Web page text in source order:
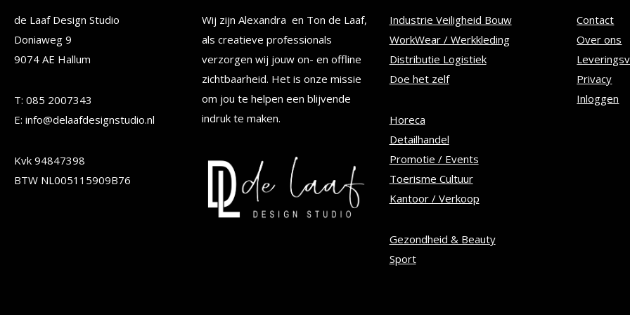
optie
worden
op
productpagina
optie
gekozen
worden
op
productpagina
optie
kan
de Laaf Design Studio
Doniaweg 9
9074 AE Hallum
T: 085 2007343
E: info@delaafdesignstudio.nl
Kvk 94847398
BTW NL005115909B76
Wij zijn Alexandra en Ton de Laaf,
als creatieve professionals
verzorgen wij jouw on- en offline
zichtbaarheid. Het is onze missie
om jou te helpen een blijvende
indruk te maken.
Industrie Veiligheid Bouw
WorkWear / Werkkleding
Distributie Logistiek
Doe het zelf
Horeca
Detailhandel
Promotie / Events
Toerisme Cultuur
Kantoor / Verkoop
Gezondheid & Beauty
Sport
Contact
Over ons
Privacy
Inloggen